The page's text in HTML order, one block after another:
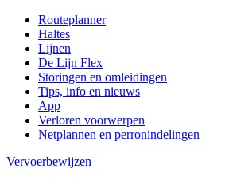
Routeplanner
Haltes
Lijnen
De Lijn Flex
Storingen en omleidingen
Tips, info en nieuws
App
Verloren voorwerpen
Netplannen en perronindelingen
Vervoerbewijzen